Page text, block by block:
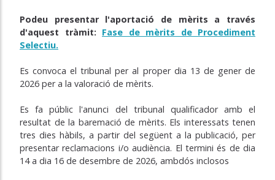
Podeu presentar l'aportació de mèrits a través
d'aquest tràmit: Fase de mèrits de Procediment
Selectiu.
Es convoca el tribunal per al proper dia 13 de gener de
2026 per a la valoració de mèrits.
Es fa públic l'anunci del tribunal qualificador amb el
resultat de la baremació de mèrits. Els interessats tenen
tres dies hàbils, a partir del següent a la publicació, per
presentar reclamacions i/o audiència. El termini és de dia
14 a dia 16 de desembre de 2026, ambdós inclosos